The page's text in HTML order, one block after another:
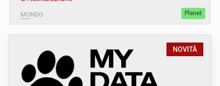
MONDO Planet
NOVITÀ